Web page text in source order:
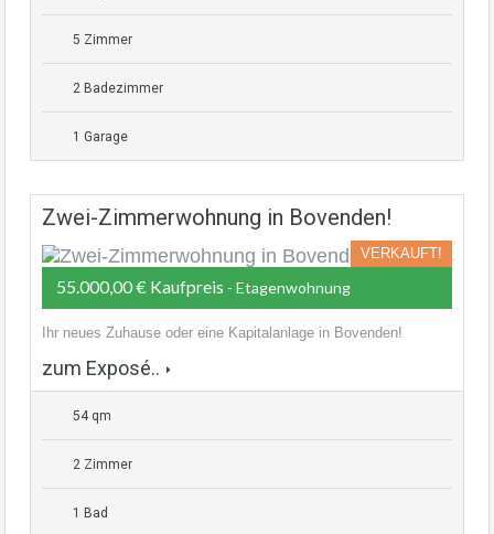
5 Zimmer
2 Badezimmer
1 Garage
Zwei-Zimmerwohnung in Bovenden!
VERKAUFT!
55.000,00 € Kaufpreis - Etagenwohnung
Ihr neues Zuhause oder eine Kapitalanlage in Bovenden!
zum Exposé..
54 qm
2 Zimmer
1 Bad